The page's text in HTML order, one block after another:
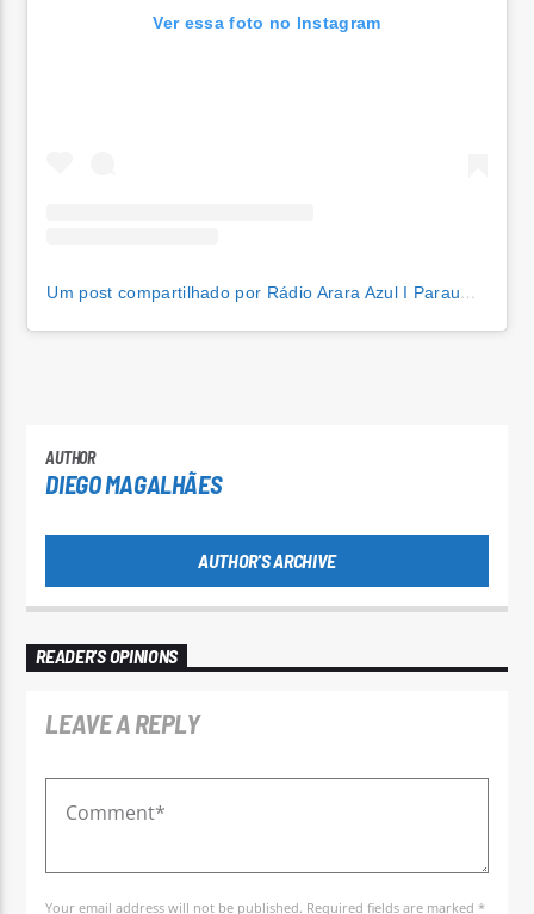
Ver essa foto no Instagram
Um post compartilhado por Rádio Arara Azul I Parauapebas (@araraazulfm)
AUTHOR
DIEGO MAGALHÃES
AUTHOR'S ARCHIVE
READER'S OPINIONS
LEAVE A REPLY
Your email address will not be published. Required fields are marked *